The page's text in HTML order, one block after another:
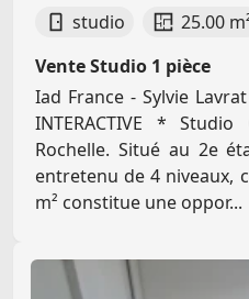
studio
25.00
Vente Studio 1 pièce
Iad France - Sylvie
INTERACTIVE *
Rochelle. Situé au 2e
entretenu de 4 niveaux,
m² constitue une oppor...